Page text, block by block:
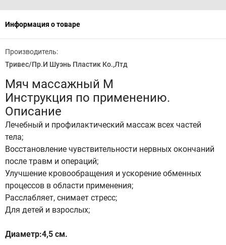
Информация о товаре
Производитель:
Тривес/Пр.И Шуэнь Пластик Ко.,Лтд
Мяч массажный М
Инструкция по применению.
Описание
Лечебный и профилактический массаж всех частей
тела;
Восстановление чувствительности нервных окончаний
после травм и операций;
Улучшение кровообращения и ускорение обменных
процессов в области применения;
Расслабляет, снимает стресс;
Для детей и взрослых;
Диаметр:4,5 см.